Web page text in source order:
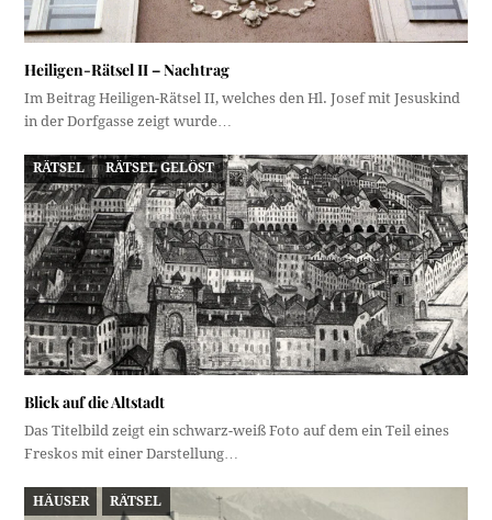
Heiligen-Rätsel II – Nachtrag
Im Beitrag Heiligen-Rätsel II, welches den Hl. Josef mit Jesuskind
in der Dorfgasse zeigt wurde…
RÄTSEL RÄTSEL GELÖST
Blick auf die Altstadt
Das Titelbild zeigt ein schwarz-weiß Foto auf dem ein Teil eines
Freskos mit einer Darstellung…
HÄUSER RÄTSEL